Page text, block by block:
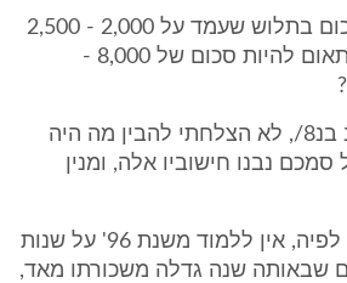
וכיצד כך, כאשר הסכום בתלוש שעמד על 2,000 - 2,500
ש"ח לחודש, הפך פתאום להיות סכום של 8,000 -
אשר לפרטי החישוב בנ8/, לא הצלחתי להבין מה היה
נבנו חישוביו אלה, ומנין
טענתו של המערער, לפיה, אין ללמוד משנת 96' על שנות
שבאותה שנה גדלה משכורתו מאד,